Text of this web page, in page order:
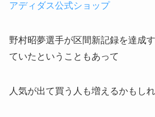
アディダス公式ショップ
野村昭夢選手が区間新記録を達成
ていたということもあって
人気が出て買う人も増えるかもし